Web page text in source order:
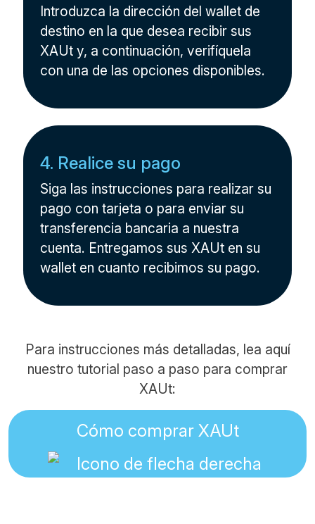
Introduzca la dirección del wallet de
destino en la que desea recibir sus
XAUt y, a continuación, verifíquela
con una de las opciones disponibles.
4. Realice su pago
Siga las instrucciones para realizar su
pago con tarjeta o para enviar su
transferencia bancaria a nuestra
cuenta. Entregamos sus XAUt en su
wallet en cuanto recibimos su pago.
Para instrucciones más detalladas, lea aquí
nuestro tutorial paso a paso para comprar
XAUt:
Cómo comprar XAUt